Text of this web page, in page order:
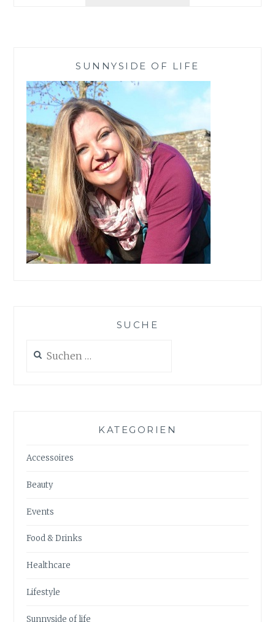
SUNNYSIDE OF LIFE
SUCHE
nach:
KATEGORIEN
Accessoires
Beauty
Events
Food & Drinks
Healthcare
Lifestyle
Sunnyside of life